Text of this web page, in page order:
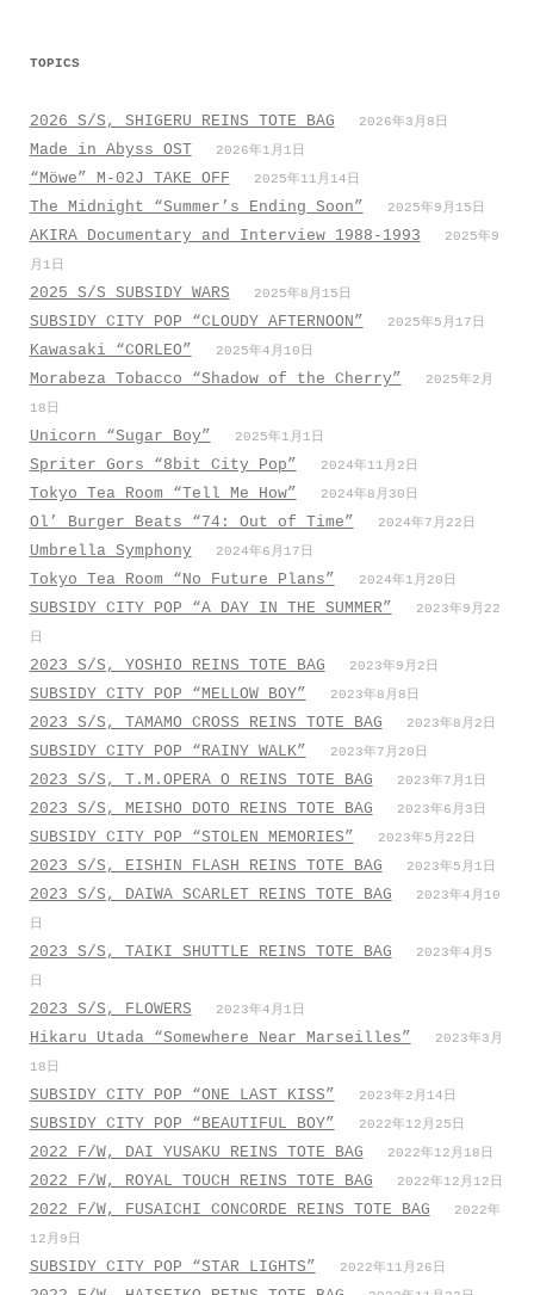
k
TOPICS
2026 S/S, SHIGERU REINS TOTE BAG 2026年3月8日
Made in Abyss OST 2026年1月1日
“Möwe” M-02J TAKE OFF 2025年11月14日
The Midnight “Summer’s Ending Soon” 2025年9月15日
AKIRA Documentary and Interview 1988-1993
2025年9
月1日
2025 S/S SUBSIDY WARS 2025年8月15日
SUBSIDY CITY POP “CLOUDY AFTERNOON” 2025年5月17日
Kawasaki “CORLEO” 2025年4月10日
Morabeza Tobacco “Shadow of the Cherry”
2025年2月
18日
Unicorn “Sugar Boy” 2025年1月1日
Spriter Gors “8bit City Pop” 2024年11月2日
Tokyo Tea Room “Tell Me How” 2024年8月30日
Ol’ Burger Beats “74: Out of Time” 2024年7月22日
Umbrella Symphony 2024年6月17日
Tokyo Tea Room “No Future Plans” 2024年1月20日
SUBSIDY CITY POP “A DAY IN THE SUMMER”
2023年9月22
日
2023 S/S, YOSHIO REINS TOTE BAG 2023年9月2日
SUBSIDY CITY POP “MELLOW BOY” 2023年8月8日
2023 S/S, TAMAMO CROSS REINS TOTE BAG 2023年8月2日
SUBSIDY CITY POP “RAINY WALK” 2023年7月20日
2023 S/S, T.M.OPERA O REINS TOTE BAG 2023年7月1日
2023 S/S, MEISHO DOTO REINS TOTE BAG 2023年6月3日
SUBSIDY CITY POP “STOLEN MEMORIES” 2023年5月22日
2023 S/S, EISHIN FLASH REINS TOTE BAG 2023年5月1日
2023 S/S, DAIWA SCARLET REINS TOTE BAG
2023年4月10
日
2023 S/S, TAIKI SHUTTLE REINS TOTE BAG
2023年4月5
日
2023 S/S, FLOWERS 2023年4月1日
Hikaru Utada “Somewhere Near Marseilles”
2023年3月
18日
SUBSIDY CITY POP “ONE LAST KISS” 2023年2月14日
SUBSIDY CITY POP “BEAUTIFUL BOY” 2022年12月25日
2022 F/W, DAI YUSAKU REINS TOTE BAG 2022年12月18日
2022 F/W, ROYAL TOUCH REINS TOTE BAG 2022年12月12日
2022 F/W, FUSAICHI CONCORDE REINS TOTE BAG
2022年
12月9日
SUBSIDY CITY POP “STAR LIGHTS” 2022年11月26日